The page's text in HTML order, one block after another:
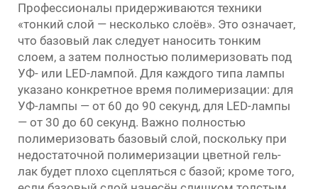
Профессионалы придерживаются техники
«тонкий слой — несколько слоёв». Это означает,
что базовый лак следует наносить тонким
слоем, а затем полностью полимеризовать под
УФ- или LED-лампой. Для каждого типа лампы
указано конкретное время полимеризации: для
УФ-лампы — от 60 до 90 секунд, для LED-лампы
— от 30 до 60 секунд. Важно полностью
полимеризовать базовый слой, поскольку при
недостаточной полимеризации цветной гель-
лак будет плохо сцепляться с базой; кроме того,